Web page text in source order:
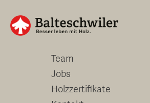
zum
Inhalt
Unternehmen
Team
Jobs
Holzzertifikate